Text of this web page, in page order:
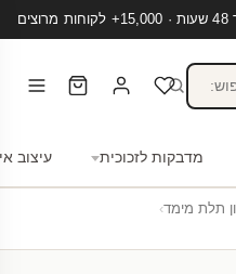
מדבקות לזכוכית עיצוב
תלת מימד›